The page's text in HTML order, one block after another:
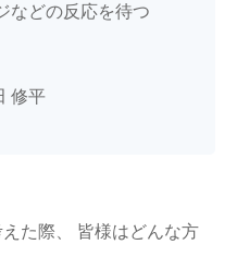
などの反応を待つ
修平
た際、 皆様はどんな方